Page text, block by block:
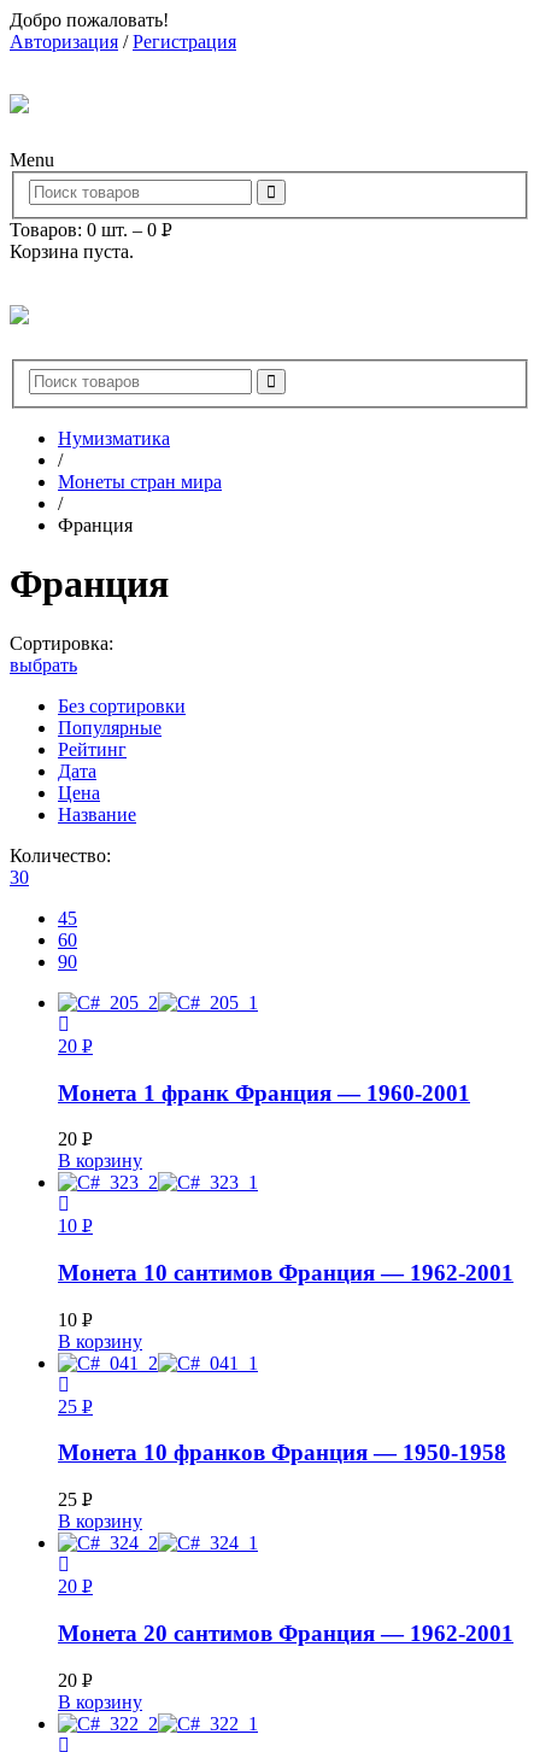
Добро пожаловать!
Авторизация /Регистрация
Menu
Товаров: 0 шт. – 0 Р
Корзина пуста.
Нумизматика
/
Монеты стран мира
/
Франция
Франция
Сортировка:
выбрать
Без сортировки
Популярные
Рейтинг
Дата
Цена
Название
Количество:
30
45
60
90
20 Р
Монета 1 франк Франция — 1960-2001
20 Р
УБ.
В корзину
10 Р
Монета 10 сантимов Франция — 1962-2001
10 Р
УБ.
В корзину
25 Р
Монета 10 франков Франция — 1950-1958
25 Р
УБ.
В корзину
20 Р
Монета 20 сантимов Франция — 1962-2001
20 Р
УБ.
В корзину